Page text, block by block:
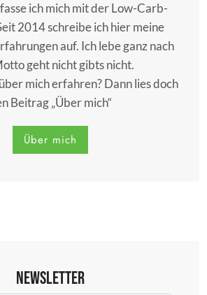
ich mich mit der Low-Carb-
2014 schreibe ich hier meine
auf. Ich lebe ganz nach
geht nicht gibts nicht.
mich erfahren? Dann lies doch
Beitrag „Über mich“
Über mich
Newsletter